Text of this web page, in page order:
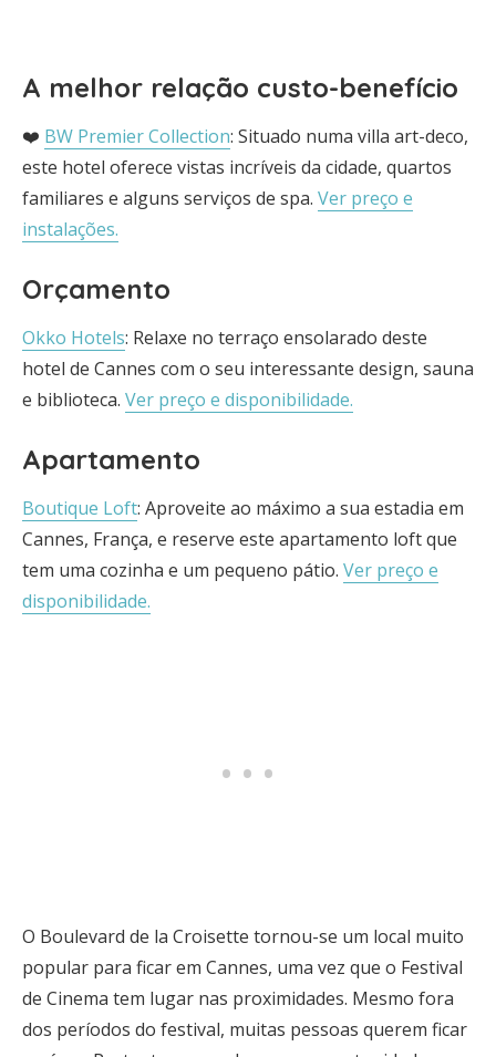
A melhor relação custo-benefício
❤️ BW Premier Collection: Situado numa villa art-deco,
este hotel oferece vistas incríveis da cidade, quartos
familiares e alguns serviços de spa. Ver preço e
instalações.
Orçamento
Okko Hotels: Relaxe no terraço ensolarado deste
hotel de Cannes com o seu interessante design, sauna
e biblioteca. Ver preço e disponibilidade.
Apartamento
Boutique Loft: Aproveite ao máximo a sua estadia em
Cannes, França, e reserve este apartamento loft que
tem uma cozinha e um pequeno pátio. Ver preço e
disponibilidade.
O Boulevard de la Croisette tornou-se um local muito
popular para ficar em Cannes, uma vez que o Festival
de Cinema tem lugar nas proximidades. Mesmo fora
dos períodos do festival, muitas pessoas querem ficar